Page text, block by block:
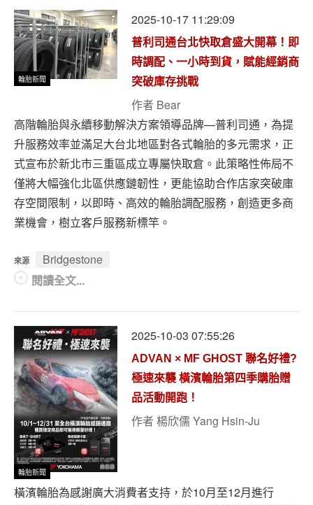
輪胎新聞
2025-10-17 11:29:09
普利司通台北快取倉盛大開幕！即
時調配、一小時到貨，賦能經銷商
突破庫存挑戰
作者 Bear
高階輪胎與永續移動解決方案領導品牌—普利司通，為提
升服務效率並滿足大台北地區對各式輪胎的多元需求，正
式宣布於新北市三重區成立專屬快取倉。此策略性佈局不
僅將大幅強化北區供應鏈韌性，更能協助合作店家突破庫
存空間限制，以即時、高效的輪胎調配服務，創造更多商
業機會，樹立客戶服務新標竿。
來源
Bridgestone
閱讀全文...
輪胎新聞
2025-10-03 07:55:26
ADVAN × MF GHOST 聯名好禮?
極速來襲 橫濱輪胎第四季購胎贈
品活動開跑！
作者 楊欣儒 Yang Hsin-Ju
橫濱輪胎為感謝廣大消費者支持，於10月至12月進行